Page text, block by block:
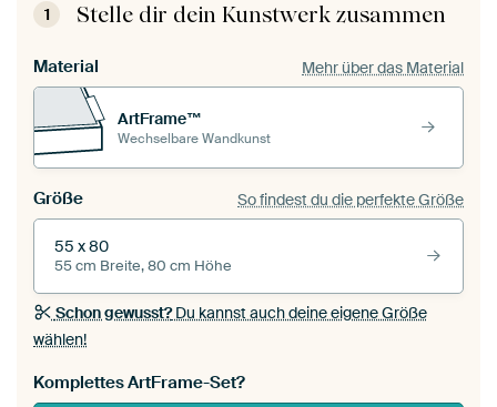
1 Stelle dir dein Kunstwerk zusammen
Material Mehr über das Material
ArtFrame™
Wechselbare Wandkunst
Größe So findest du die perfekte Größe
55 x 80
55 cm Breite, 80 cm Höhe
Schon gewusst?Du kannst auch deine eigene Größe
wählen!
Komplettes ArtFrame-Set?